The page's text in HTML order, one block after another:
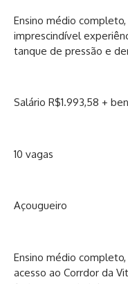
Ensino médio
imprescindível
tanque de pressão e
Salário R$1.993,58 +
10 vagas
Açougueiro
Ensino médio
acesso ao Corrdor da